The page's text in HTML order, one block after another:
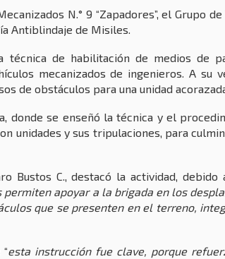
N.° 9 “Zapadores”, el Grupo de
Antiblindaje de Misiles.
de habilitación de medios de
mecanizados de ingenieros. A su
de obstáculos para una unidad
donde se enseñó la técnica y el
unidades y sus tripulaciones, para
Bustos C., destacó la actividad, debido
apoyar a la brigada en los
que se presenten en el terreno,
esta instrucción fue clave, porque